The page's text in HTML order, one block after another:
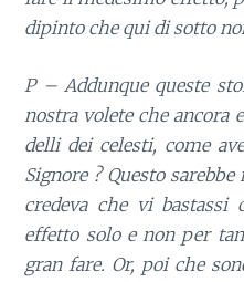
dipinto che qui di sotto
P – Addunque queste
nostra volete che ancora
delli dei celesti, come
Signore ? Questo
credeva che vi bastassi
effetto solo e non per
gran fare. Or, poi che